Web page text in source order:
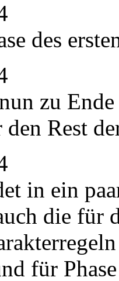
des
zu
Rest
in ein
die für
für